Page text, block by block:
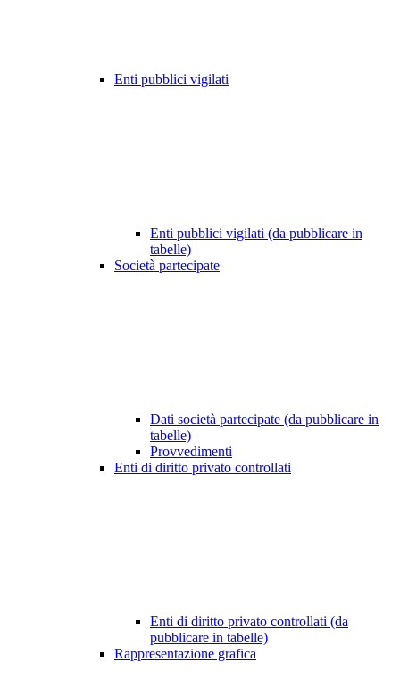
Enti pubblici vigilati
Enti pubblici vigilati (da pubblicare in
tabelle)
Società partecipate
Dati società partecipate (da pubblicare in
tabelle)
Provvedimenti
Enti di diritto privato controllati
Enti di diritto privato controllati (da
pubblicare in tabelle)
Rappresentazione grafica